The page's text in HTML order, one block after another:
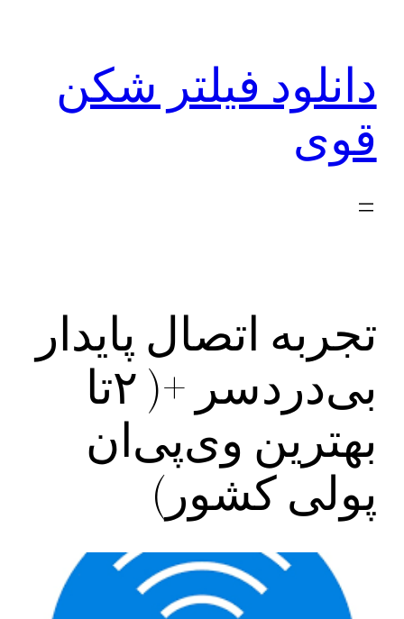
دانلود فیلتر شکن
قوی
تجربه اتصال پایدار
بی‌دردسر +( ۲تا
بهترین وی‌پی‌ان‌
پولی کشور)